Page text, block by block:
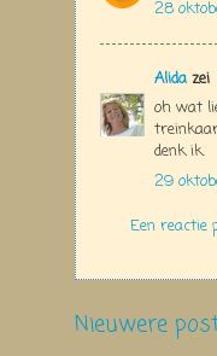
28
Alida zei
oh wat
denk ik.
29
Een reactie
Nieuwere